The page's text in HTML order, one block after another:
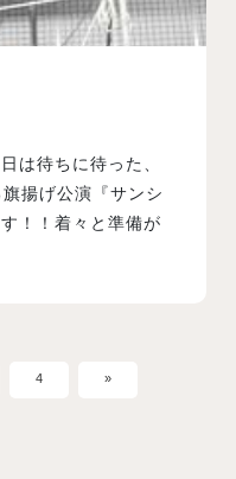
は待ちに待った、
揚げ公演『サンシ
！！着々と準備が
4 »